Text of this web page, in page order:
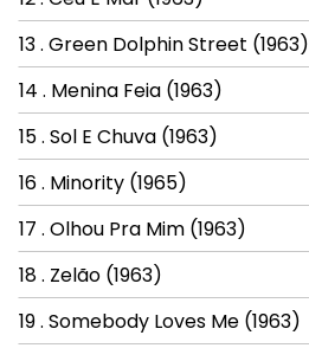
13 . Green Dolphin Street (1963)
14 . Menina Feia (1963)
15 . Sol E Chuva (1963)
16 . Minority (1965)
17 . Olhou Pra Mim (1963)
18 . Zelão (1963)
19 . Somebody Loves Me (1963)